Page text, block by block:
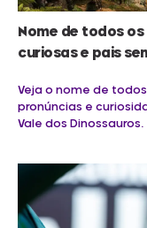
Nome de todos
curiosas e pais
Veja o nome de
pronúncias e
Vale dos Dinossauros.